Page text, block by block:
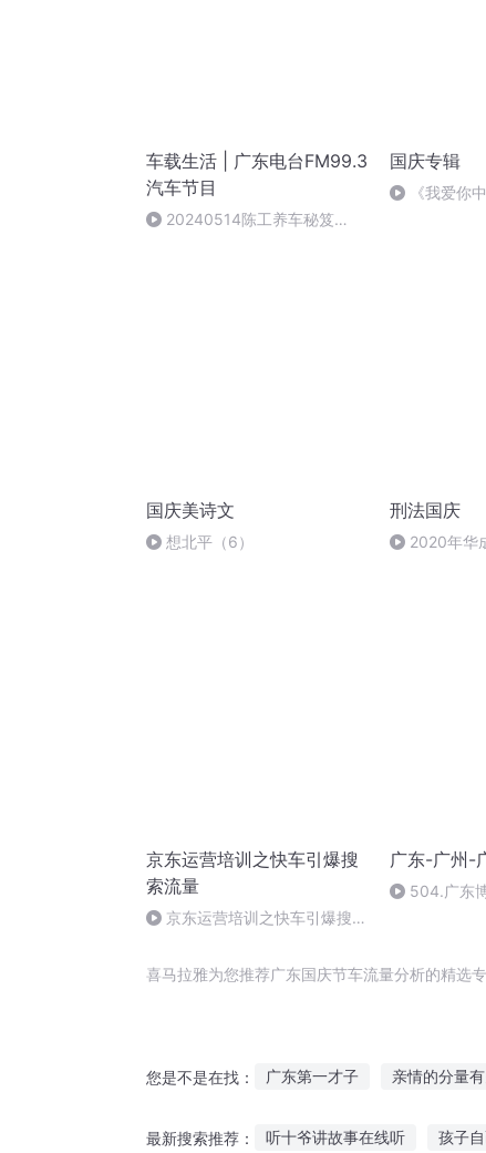
车载生活 | 广东电台FM99.3
汽车节目
20240514陈工养车秘笈
国庆专辑
《我爱你
国庆美诗文
想北平（6）
刑法国庆
2020年华
京东运营培训之快车引爆搜
索流量
京东运营培训之快车引爆搜索
广东-广州-
504.广东
喜马拉雅为您推荐广东国庆节车流量分析的精选
您是不是在找： 广东第一才子 亲情的分量
最新搜索推荐： 听十爷讲故事在线听 孩子